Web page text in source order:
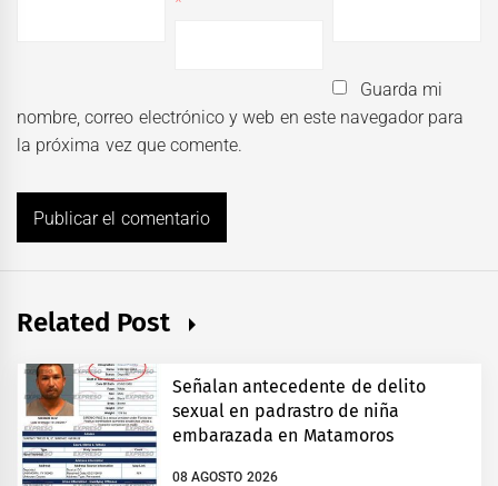
Guarda mi
nombre, correo electrónico y web en este navegador para
la próxima vez que comente.
Related Post
Señalan antecedente de delito
sexual en padrastro de niña
embarazada en Matamoros
08 AGOSTO 2026